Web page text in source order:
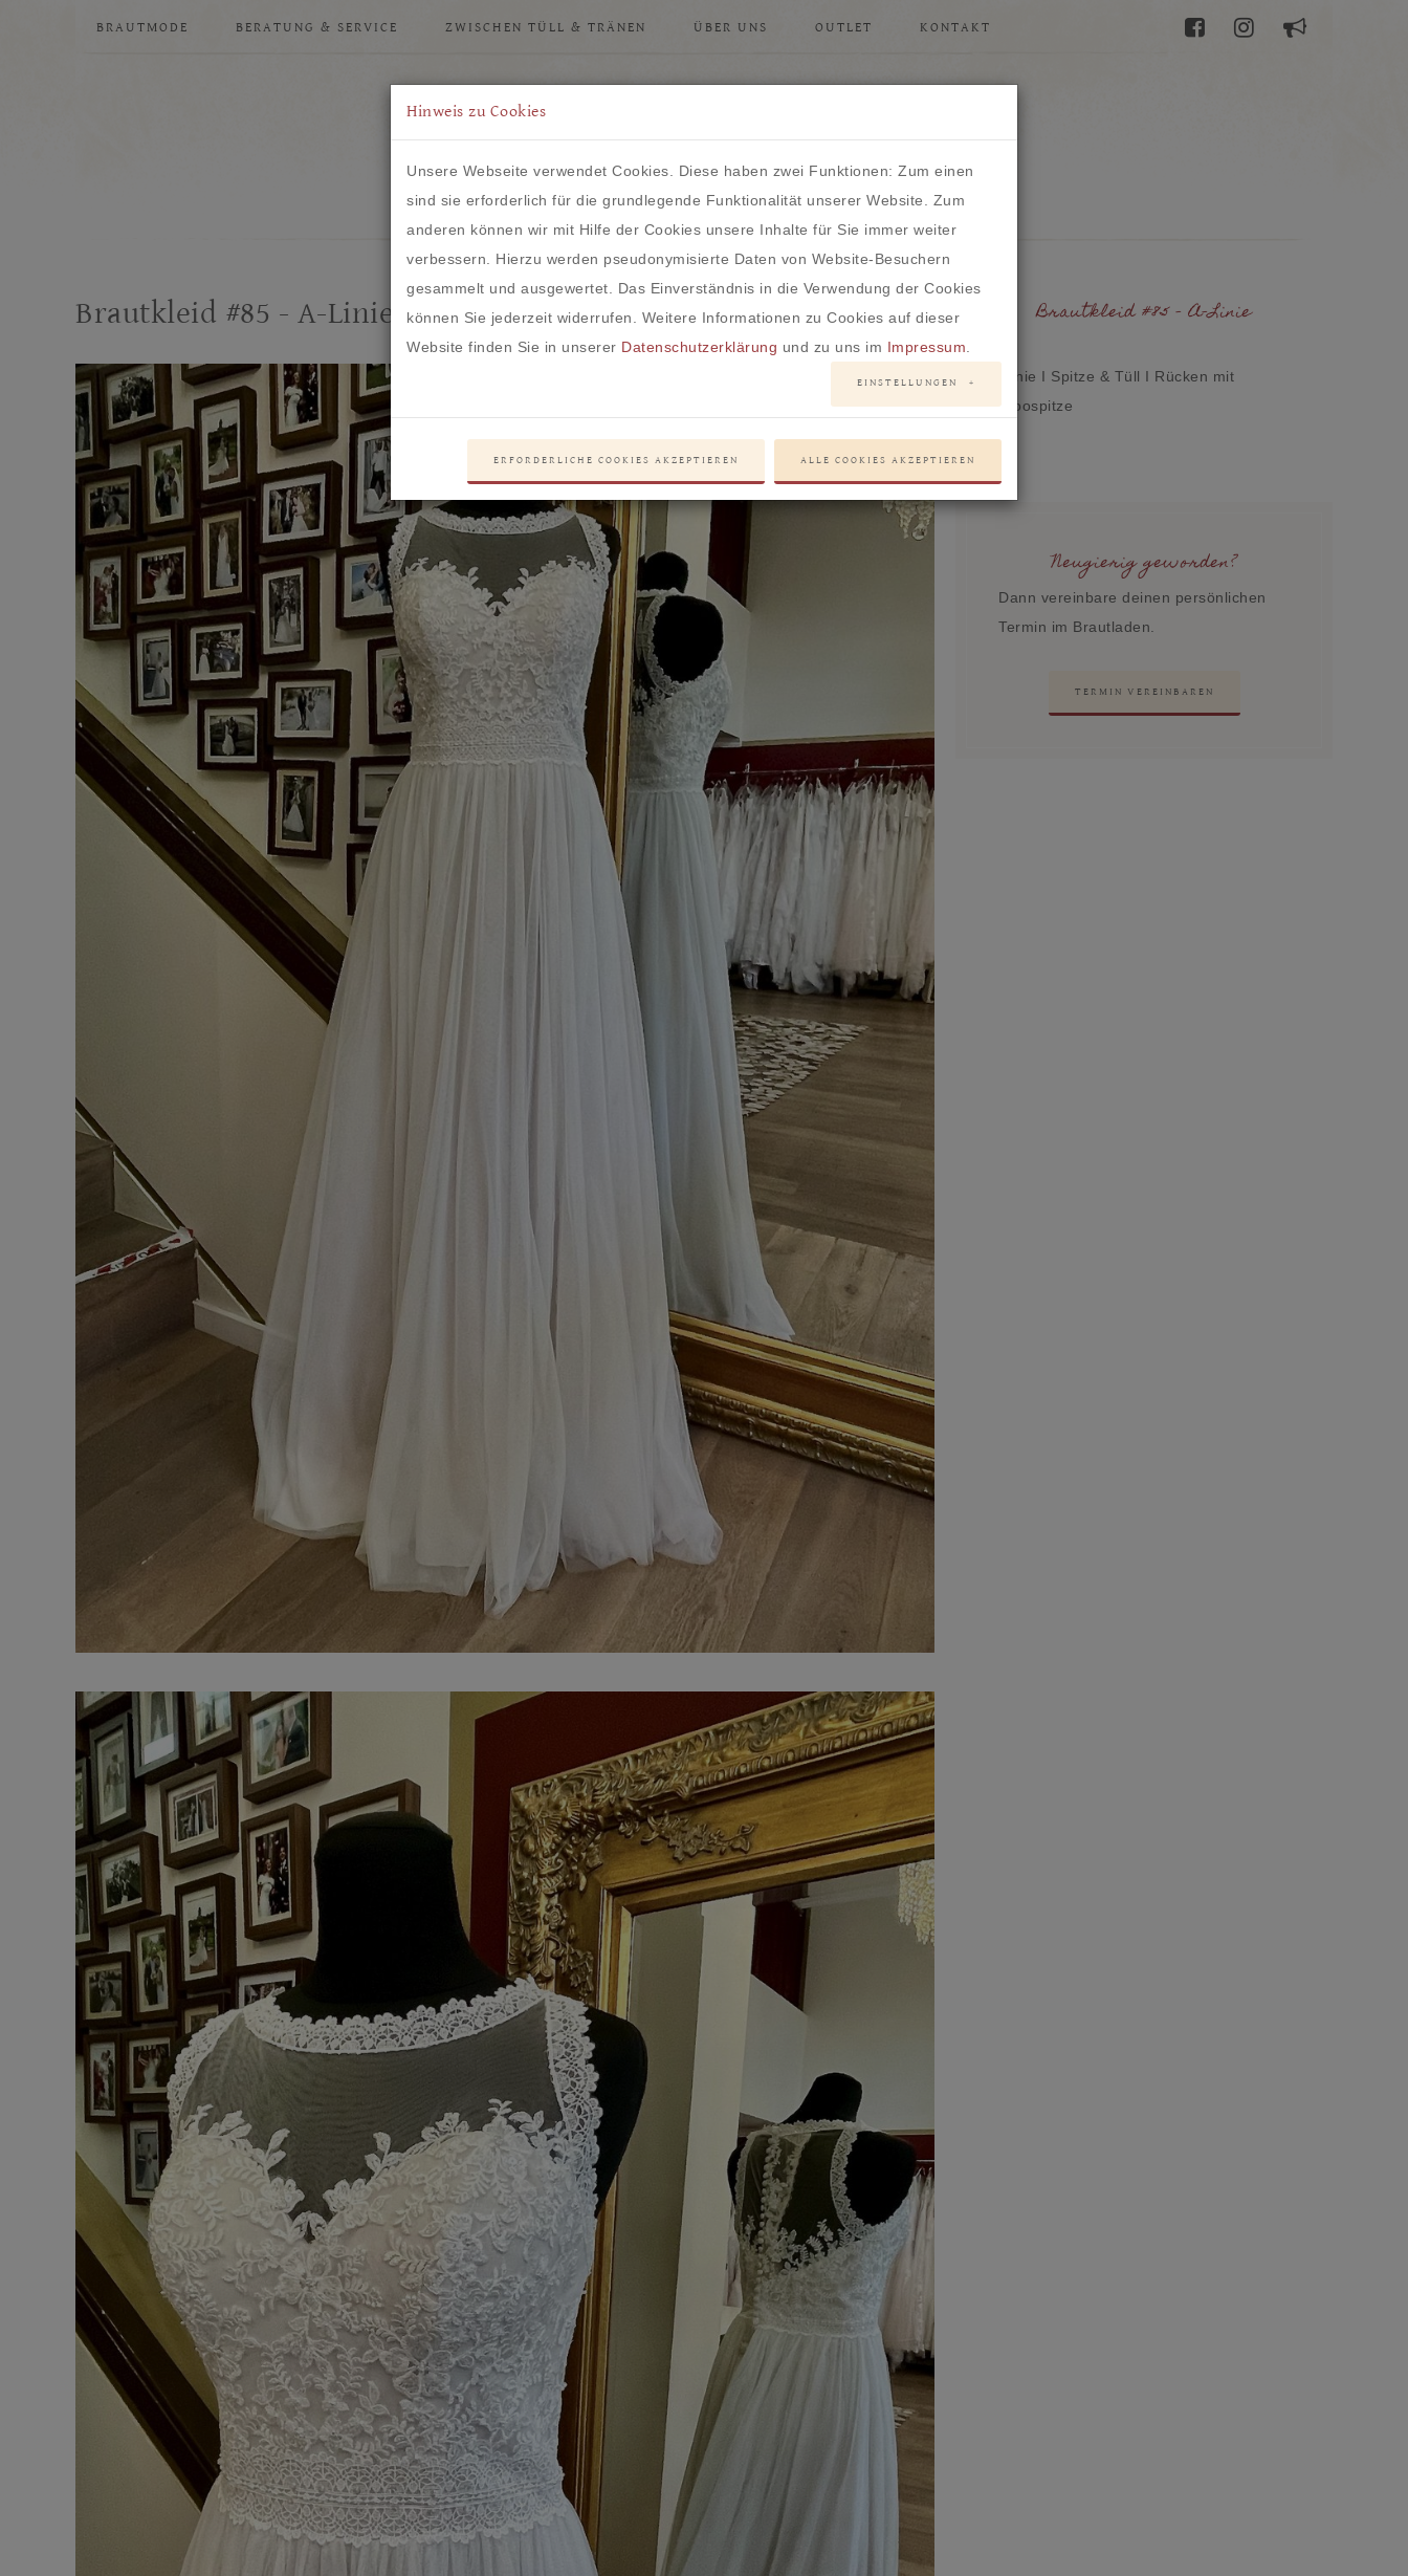
BRAUTMODE BERATUNG & SERVICE ZWISCHEN TÜLL & TRÄNEN ÜBER UNS OUTLET KONTAKT
IM HERZEN VON FRANKFURT
Brautkleid #85 - A-Linie Brautkleid #85 - A-Linie
A-Linie I Spitze & Tüll I Rücken mit
Tattoospitze
Neugierig geworden?
Dann vereinbare deinen persönlichen
Termin im Brautladen.
TERMIN VEREINBAREN
Hinweis zu Cookies
Unsere Webseite verwendet Cookies. Diese haben zwei Funktionen: Zum einen
sind sie erforderlich für die grundlegende Funktionalität unserer Website. Zum
anderen können wir mit Hilfe der Cookies unsere Inhalte für Sie immer weiter
verbessern. Hierzu werden pseudonymisierte Daten von Website-Besuchern
gesammelt und ausgewertet. Das Einverständnis in die Verwendung der Cookies
können Sie jederzeit widerrufen. Weitere Informationen zu Cookies auf dieser
Website finden Sie in unserer Datenschutzerklärung und zu uns im Impressum
EINSTELLUNGEN
ERFORDERLICHE COOKIES AKZEPTIEREN ALLE COOKIES AKZEPTIEREN